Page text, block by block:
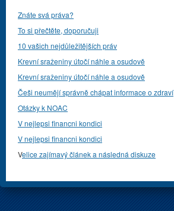
Znáte svá práva?
To si přečtěte, doporučuji
10 vašich nejdůležitějších práv
Krevní sraženiny útočí náhle a osudově
Krevní sraženiny útočí náhle a osudově
Češi neumějí správně chápat informace o zdraví
Otázky k NOAC
V nejlepsi financni kondici
V nejlepsi financni kondici
Velice zajímavý článek a následná diskuze